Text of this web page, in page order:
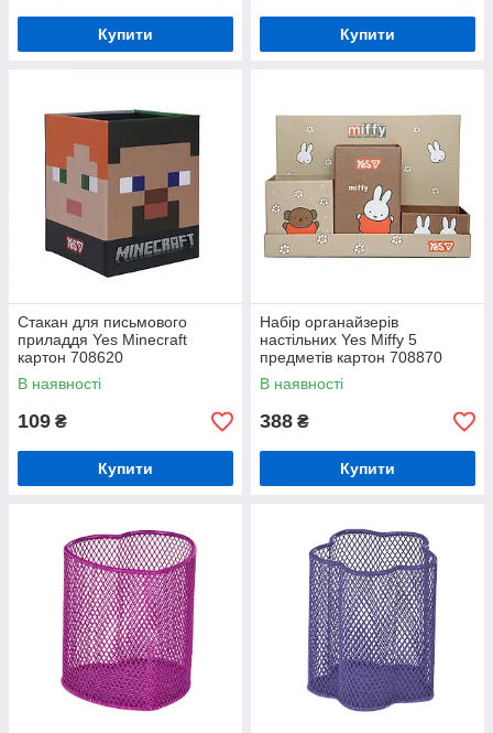
Купити Купити
Стакан для письмового
приладдя Yes Minecraft
картон 708620
В наявності
109 ₴
Купити
Набір органайзерів
настільних Yes Miffy 5
предметів картон 708870
В наявності
388 ₴
Купити